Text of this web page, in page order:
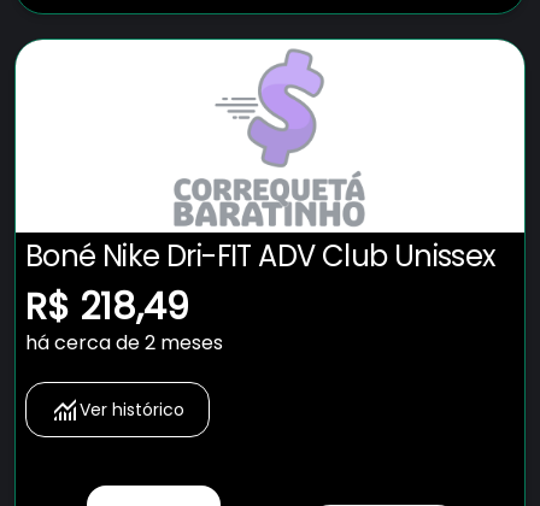
Boné Nike Dri-FIT ADV Club Unissex
R$ 218,49
há cerca de 2 meses
Ver histórico